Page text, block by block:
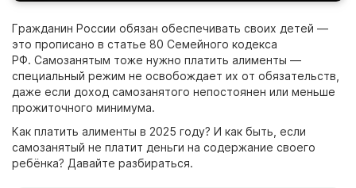
Гражданин России обязан обеспечивать своих детей —
это прописано в статье 80 Семейного кодекса
РФ. Самозанятым тоже нужно платить алименты —
специальный режим не освобождает их от обязательств,
даже если доход самозанятого непостоянен или меньше
прожиточного минимума.
Как платить алименты в 2025 году? И как быть, если
самозанятый не платит деньги на содержание своего
ребёнка? Давайте разбираться.